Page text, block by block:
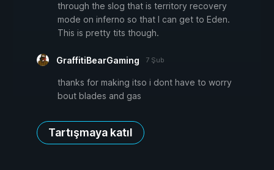
through the slog that is territory recovery
mode on inferno so that I can get to Eden.
This is pretty tits though.
GraffitiBearGaming 7 Şub
thanks for making itso i dont have to worry
bout blades and gas
Tartışmaya katıl